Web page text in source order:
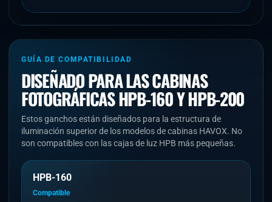
GUÍA DE COMPATIBILIDAD
DISEÑADO PARA LAS CABINAS
FOTOGRÁFICAS HPB-160 Y HPB-200
Estos ganchos están diseñados para la estructura de
iluminación superior de los modelos de cabinas HAVOX. No
son compatibles con las cajas de luz HPB más pequeñas.
HPB-160
Compatible